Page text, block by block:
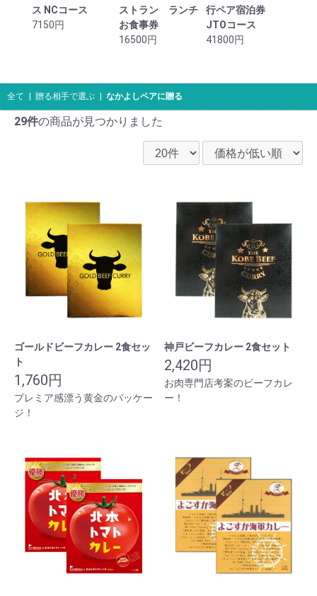
ス NCコース
7150円
ストラン ランチ
お食事券
16500円
行ペア宿泊券
JTOコース
41800円
全て 贈る相手で選ぶ なかよしペアに贈る
29件の商品が見つかりました
ゴールドビーフカレー 2食セッ
ト
1,760円
プレミア感漂う黄金のパッケー
ジ！
神戸ビーフカレー 2食セット
2,420円
お肉専門店考案のビーフカレ
ー！